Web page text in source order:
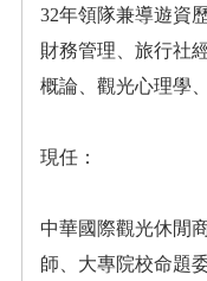
32年領隊兼導遊資
財務管理、旅行社
概論、觀光心理學
現任：
中華國際觀光休閒
師、大專院校命題